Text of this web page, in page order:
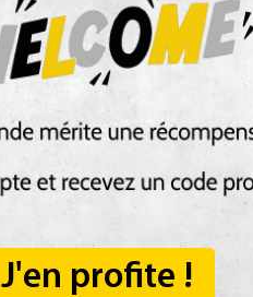
J'en profite !